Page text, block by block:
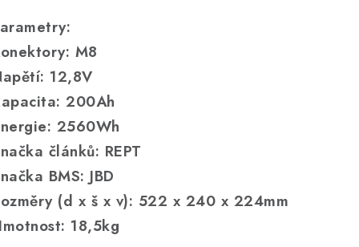
M8
12,8V
200Ah
2560Wh
článků: REPT
BMS: JBD
(d x š x v): 522 x 240 x 224mm
18,5kg